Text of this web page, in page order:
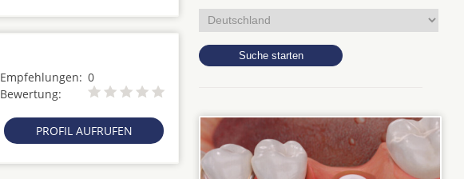
Empfehlungen: 0
Bewertung:
PROFIL AUFRUFEN